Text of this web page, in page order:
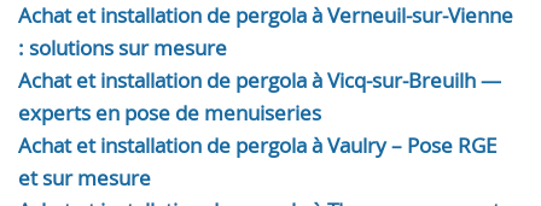
Achat et installation de pergola à Verneuil-sur-Vienne
: solutions sur mesure
Achat et installation de pergola à Vicq-sur-Breuilh —
experts en pose de menuiseries
Achat et installation de pergola à Vaulry – Pose RGE
et sur mesure